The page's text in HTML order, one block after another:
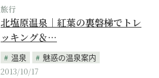
旅行
北塩原温泉｜紅葉の裏磐梯でトレ
ッキング＆…
温泉
魅惑の温泉案内
2013/10/17